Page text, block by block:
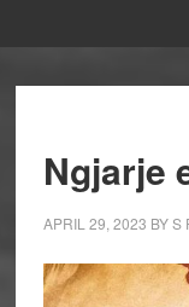
Ngjarje
APRIL 29, 2023 BYS